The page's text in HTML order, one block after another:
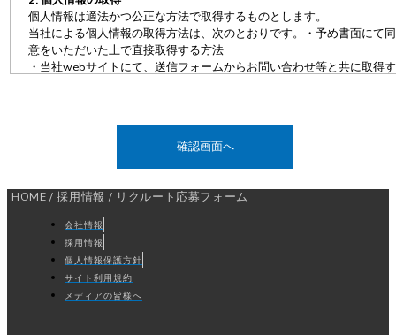
個人情報は適法かつ公正な方法で取得するものとします。
当社による個人情報の取得方法は、次のとおりです。・予め書面にて同
意をいただいた上で直接取得する方法
・当社webサイトにて、送信フォームからお問い合わせ等と共に取得す
・当社提供のソフトウエアにて、加工機の運転情報を受信する方法
あらかじめ、当社Webサイトにて利用目的を公表しているか、本人か
同意を得た利用目的の範囲に限定して使用いたします。
当社がお預かりする個人情報の利用目的は次のとおりです。・お取引、
採用等に関するご連絡のため
・当社が取扱う商品、サービスのご提供のため
・当社が取扱う商品、サービスに関するお知らせのため
・お客様と当社との間で締結した契約の履行のため
HOME / 採用情報 / リクルート応募フォーム
会社情報
採用情報
個人情報保護方針
サイト利用規約
メディアの皆様へ